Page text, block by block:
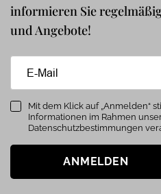
informieren Sie
und Angebote!
Mit dem Klick auf „Anmelden“
Informationen im Rahmen
Datenschutzbestimmungen
ANMELDEN